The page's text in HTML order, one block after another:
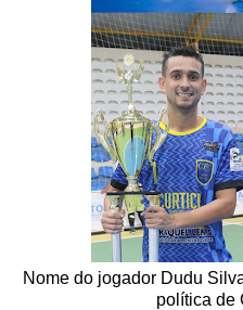
Nome do jogador Dudu
política de